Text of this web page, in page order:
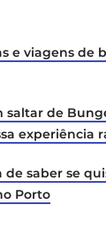
e viagens de
saltar de
experiência
de saber se
Porto